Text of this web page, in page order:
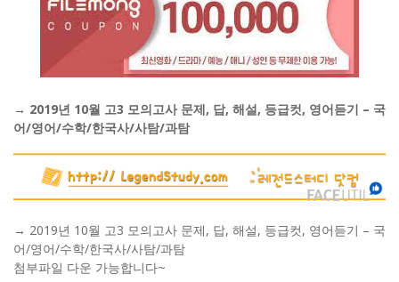
→ 2019년 10월 고3 모의고사 문제, 답, 해설, 등급컷, 영어듣기 – 국
어/영어/수학/한국사/사탐/과탐
→ 2019년 10월 고3 모의고사 문제, 답, 해설, 등급컷, 영어듣기 – 국
어/영어/수학/한국사/사탐/과탐
첨부파일 다운 가능합니다~